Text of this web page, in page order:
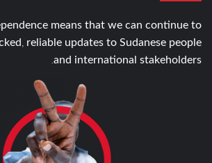
means that we can continue to
reliable updates to Sudanese people
and international stakeholders.